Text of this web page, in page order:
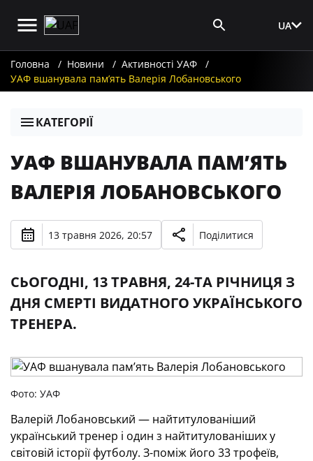
UA
Головна Новини
Активності УАФ
УАФ вшанувала пам’ять Валерія Лобановського
КАТЕГОРІЇ
УАФ ВШАНУВАЛА ПАМ’ЯТЬ
ВАЛЕРІЯ ЛОБАНОВСЬКОГО
13 травня 2026, 20:57 Поділитися
СЬОГОДНІ, 13 ТРАВНЯ, 24-ТА РІЧНИЦЯ З
ДНЯ СМЕРТІ ВИДАТНОГО УКРАЇНСЬКОГО
ТРЕНЕРА.
Фото: УАФ
Валерій Лобановський — найтитулованіший
український тренер і один з найтитулованіших у
світовій історії футболу. З-поміж його 33 трофеїв,